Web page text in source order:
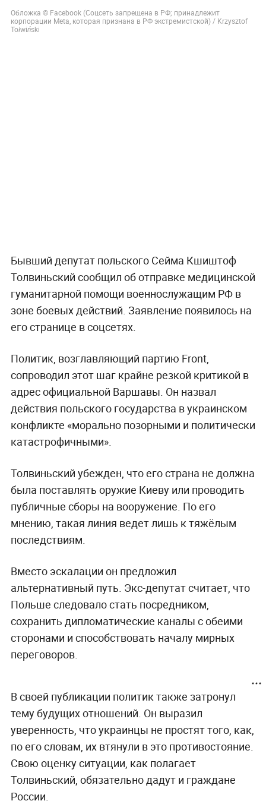
Обложка © Facebook (Соцсеть запрещена в РФ; принадлежит
корпорации Meta, которая признана в РФ экстремистской) / Krzysztof
Tołwiński
Бывший депутат польского Сейма Кшиштоф
Толвиньский сообщил об отправке медицинской
гуманитарной помощи военнослужащим РФ в
зоне боевых действий. Заявление появилось на
его странице в соцсетях.
Политик, возглавляющий партию Front,
сопроводил этот шаг крайне резкой критикой в
адрес официальной Варшавы. Он назвал
действия польского государства в украинском
конфликте «морально позорными и политически
катастрофичными».
Толвиньский убежден, что его страна не должна
была поставлять оружие Киеву или проводить
публичные сборы на вооружение. По его
мнению, такая линия ведет лишь к тяжёлым
последствиям.
Вместо эскалации он предложил
альтернативный путь. Экс-депутат считает, что
Польше следовало стать посредником,
сохранить дипломатические каналы с обеими
сторонами и способствовать началу мирных
переговоров.
В своей публикации политик также затронул
тему будущих отношений. Он выразил
уверенность, что украинцы не простят того, как,
по его словам, их втянули в это противостояние.
Свою оценку ситуации, как полагает
Толвиньский, обязательно дадут и граждане
России.